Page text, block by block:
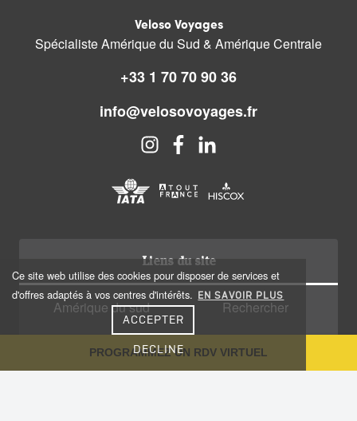
Ce site web utilise des cookies pour disposer de services et
d'offres adaptés à vos centres d'intérêts.
EN SAVOIR PLUS
DECLINE
ACCEPTER
PROGRAMMEZ UN RDV VIRTUEL
Veloso Voyages
Spécialiste Amérique du Sud & Amérique Centrale
+33 1 70 70 90 36
info@velosovoyages.fr
Liens du site
Amérique du sud
Amérique centrale
Caraïbes
Rechercher
Qui sommes nous?
Recrutement